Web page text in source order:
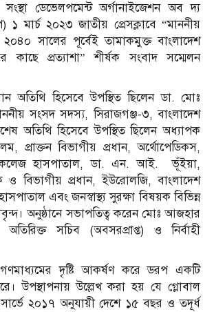
সংস্থা ডেভেলপমেন্ট অর্গানাইজেশন অব দ্য
মার্চ ২০২৩ জাতীয় প্রেসক্লাবে “মাননীয়
২০৪০ সালের পূর্বেই তামাকমুক্ত বাংলাদেশ
কাছে প্রত্যাশা” শীর্ষক সংবাদ সম্মেলন
অতিথি হিসেবে উপস্থিত ছিলেন ডা. মোঃ
সংসদ সদস্য, সিরাজগঞ্জ-৩, বাংলাদেশ
অতিথি হিসেবে উপস্থিত ছিলেন অধ্যাপক
প্রাক্তন বিভাগীয় প্রধান, অর্থোপেডিকস,
কলেজ হাসপাতাল, ডা. এন. আই. ভূঁইয়া,
বিভাগীয় প্রধান, ইউরোলজি, বাংলাদেশ
এবং জনস্বাস্থ্য সুরক্ষা বিষয়ক বিভিন্ন
অনুষ্ঠানে সভাপতিত্ব করেন মোঃ আজহার
সচিব (অবসরপ্রাপ্ত) ও নির্বাহী
দৃষ্টি আকর্ষণ করে ডরপ একটি
উপস্থাপনায় উল্লেখ করা হয় যে গ্লোবাল
২০১৭ অনুযায়ী দেশে ১৫ বছর ও তদূর্ধ